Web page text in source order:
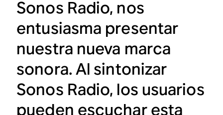
Sonos Radio, nos
entusiasma presentar
nuestra nueva marca
sonora. Al sintonizar
Sonos Radio, los usuarios
pueden escuchar esta